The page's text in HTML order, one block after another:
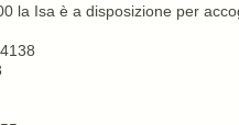
la Isa è a disposizione per